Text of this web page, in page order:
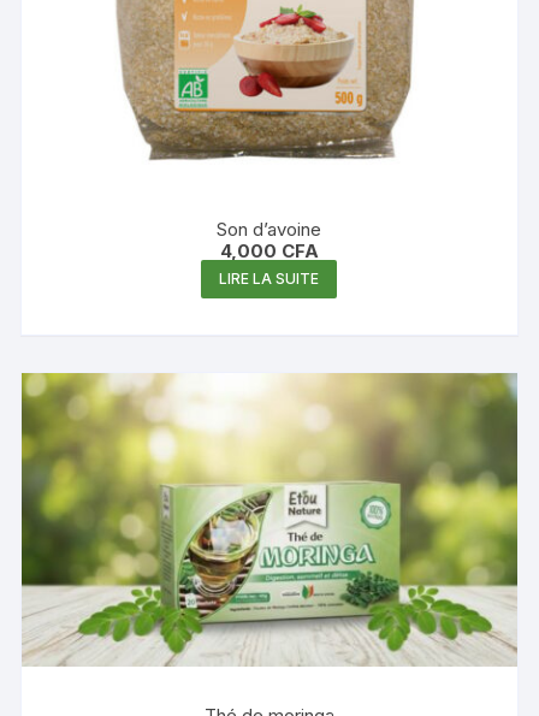
Son d’avoine
4,000 CFA
LIRE LA SUITE